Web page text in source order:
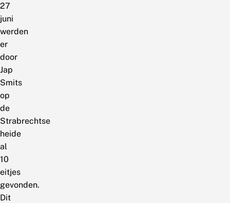
27
juni
werden
er
door
Jap
Smits
op
de
Strabrechtse
heide
al
10
eitjes
gevonden.
Dit